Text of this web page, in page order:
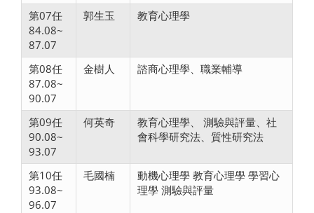
第07任
84.08~
87.07
郭生玉 教育心理學
第08任
87.08~
90.07
金樹人 諮商心理學、職業輔導
第09任
90.08~
93.07
何英奇
教育心理學、 測驗與評量、社
會科學研究法、質性研究法
第10任
93.08~
96.07
毛國楠
動機心理學 教育心理學 學習心
理學 測驗與評量